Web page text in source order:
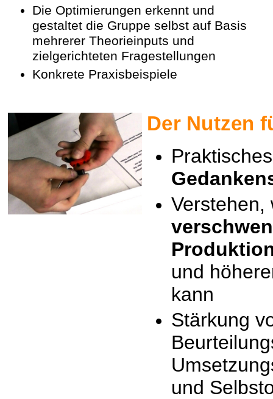
Die Optimierungen erkennt und
gestaltet die Gruppe selbst auf Basis
mehrerer Theorieinputs und
zielgerichteten Fragestellungen
Konkrete Praxisbeispiele
Der Nutzen
Praktisches
Verstehen,
und
kann
Stärkung
und